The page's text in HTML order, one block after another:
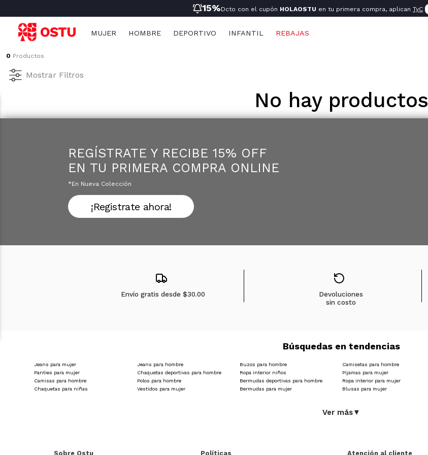
15%Dcto con el cupón HOLAOSTU en tu primera compra, aplican TyC
MUJER
Nueva Coleccion
Pijamas
HOMBRE
Nueva Coleccion
Pijamas
DEPORTIVO
Hombre
INFANTIL
Niños
REBAJAS
Hombre
Infantil
0 Productos
Mostrar Filtros
No hay productos
REGÍSTRATE Y RECIBE 15% OFF
EN TU PRIMERA COMPRA ONLINE
*en Nueva Colección
¡Registrate ahora!
Envío gratis desde$30.00
Devoluciones
sin costo
Búsquedas en tendencias
Jeans para mujer Jeans para hombre Buzos para hombre Camisetas para hombre
Panties para mujer
Chaquetas deportivas para hombre Ropa interior niños Pijamas para mujer
Camisas para hombre
Polos para hombre Bermudas deportivas para hombre Ropa interior para mujer
Chaquetas para niñas
Vestidos para mujer Bermudas para mujer Blusas para mujer
Ver más▼
Sobre Ostu Políticas Atención al cliente